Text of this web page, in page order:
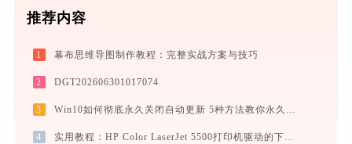
推荐内容
1 幕布思维导图制作教程：完整实战方案与技巧
2 DGT202606301017074
3 Win10如何彻底永久关闭自动更新 5种方法教你永久关闭win10自动更新
4 实用教程：HP Color LaserJet 5500打印机驱动的下载与安装技巧